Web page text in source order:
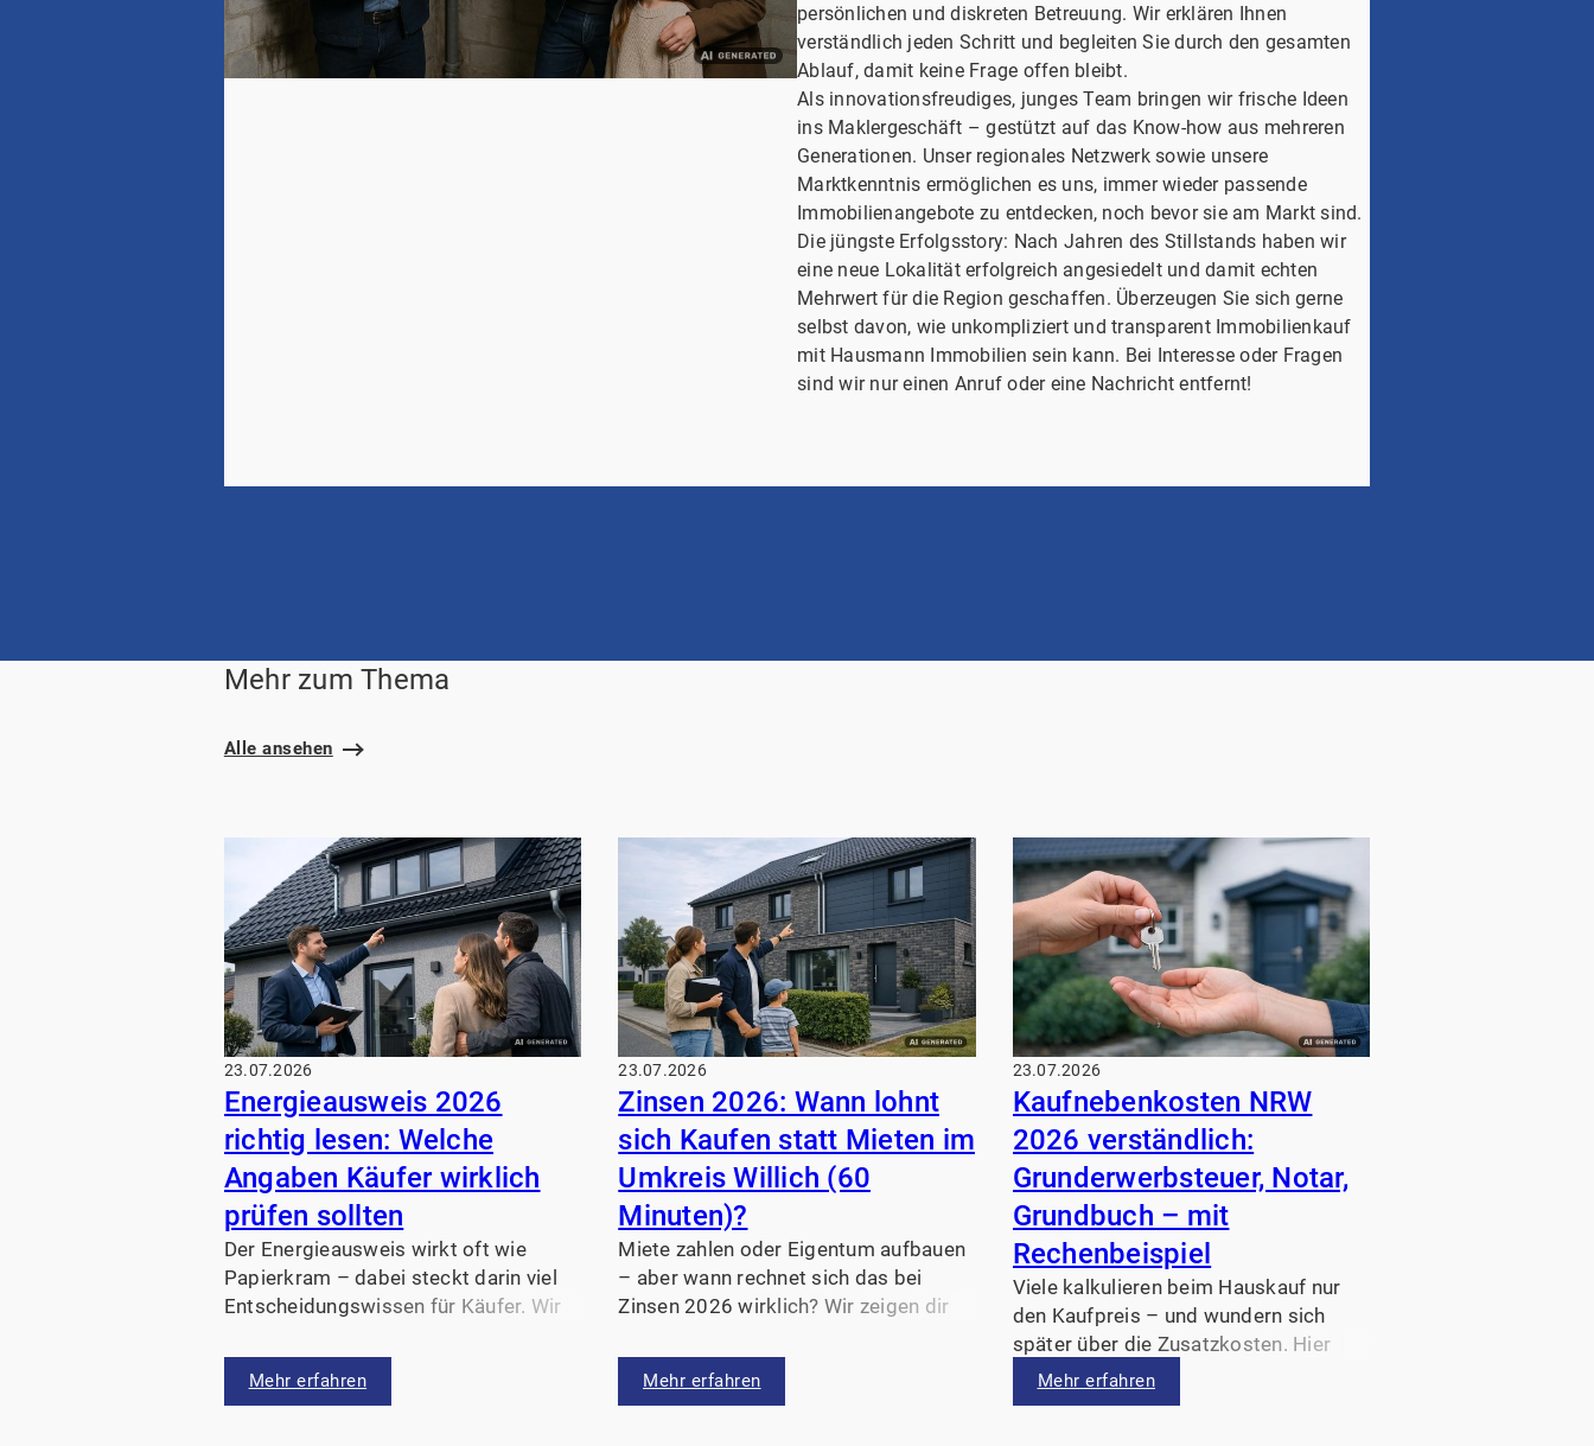
persönlichen und diskreten Betreuung. Wir erklären Ihnen
verständlich jeden Schritt und begleiten Sie durch den gesamten
Ablauf, damit keine Frage offen bleibt.
Als innovationsfreudiges, junges Team bringen wir frische Ideen
ins Maklergeschäft – gestützt auf das Know-how aus mehreren
Generationen. Unser regionales Netzwerk sowie unsere
Marktkenntnis ermöglichen es uns, immer wieder passende
Immobilienangebote zu entdecken, noch bevor sie am Markt sind.
Die jüngste Erfolgsstory: Nach Jahren des Stillstands haben wir
eine neue Lokalität erfolgreich angesiedelt und damit echten
Mehrwert für die Region geschaffen. Überzeugen Sie sich gerne
selbst davon, wie unkompliziert und transparent Immobilienkauf
mit Hausmann Immobilien sein kann. Bei Interesse oder Fragen
sind wir nur einen Anruf oder eine Nachricht entfernt!
Mehr zum Thema
Alle ansehen
23.07.2026
Energieausweis 2026
richtig lesen: Welche
Angaben Käufer wirklich
prüfen sollten
Der Energieausweis wirkt oft wie
Papierkram – dabei steckt darin viel
Entscheidungswissen für Käufer. Wir
zählen, welche Fragen Sie stellen
sollten und wo typische Denkfehler
Mehr erfahren
23.07.2026
Zinsen 2026: Wann lohnt
sich Kaufen statt Mieten im
Umkreis Willich (60
Minuten)?
Miete zahlen oder Eigentum aufbauen
– aber wann rechnet sich das bei
Zinsen 2026 wirklich? Wir zeigen dir
60‑Minuten‑Umkreis Willich zählen
und wie du schnell eine solide
Mehr erfahren
23.07.2026
Kaufnebenkosten NRW
2026 verständlich:
Grunderwerbsteuer, Notar,
Grundbuch – mit
Rechenbeispiel
Viele kalkulieren beim Hauskauf nur
den Kaufpreis – und wundern sich
später über die Zusatzkosten. Hier
erklären wir die Kaufnebenkosten in
NRW 2026 (Grunderwerbsteuer, Notar,
Mehr erfahren